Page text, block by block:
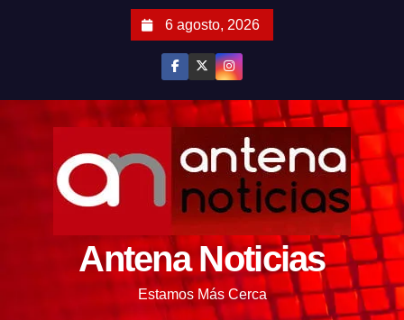
6 agosto, 2026
Antena Noticias
Estamos Más Cerca